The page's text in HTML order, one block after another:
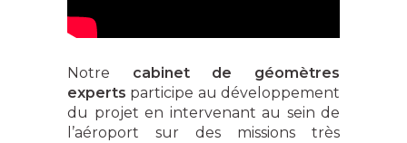
Notre cabinet de géomètres
experts participe au développement
du projet en intervenant au sein de
l’aéroport sur des missions très